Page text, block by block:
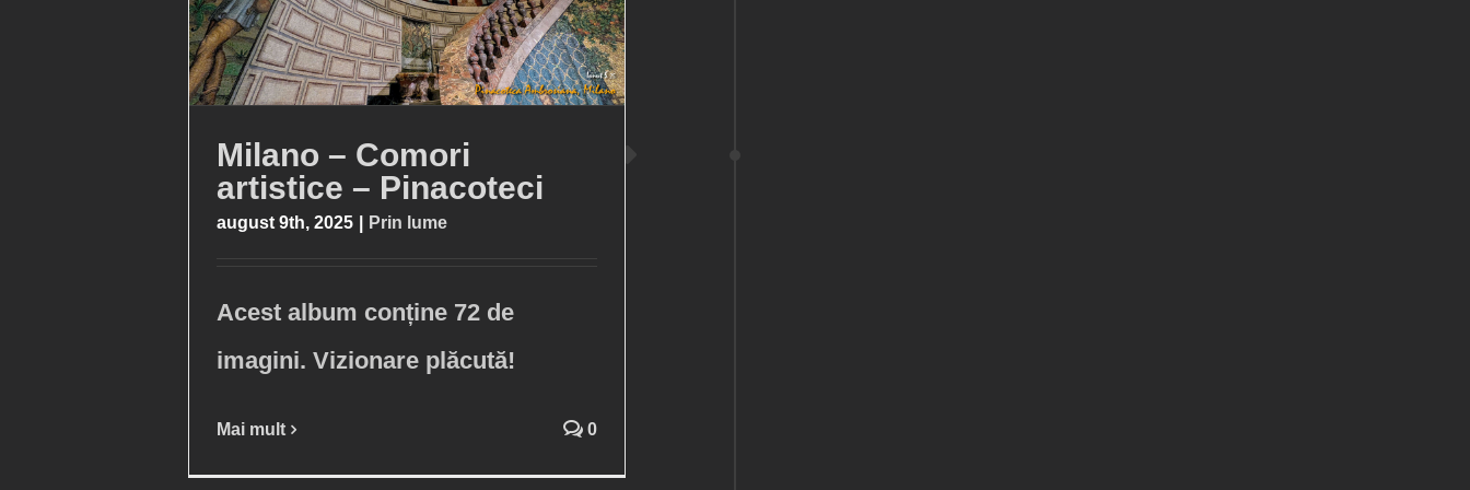
Milano – Comori
artistice – Pinacoteci
august 9th, 2025 Prin lume
Acest album conține 72 de
imagini. Vizionare plăcută!
Mai mult 0